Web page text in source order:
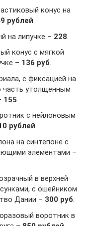
конус на
рублей.
на липучке – 228.
конус с мягкой
– 136 руб.
с фиксацией на
утолщенным
155.
с нейлоновым
рублей.
на синтепоне с
элементами –
в верхней
с ошейником
Дании – 300 руб.
воротник в